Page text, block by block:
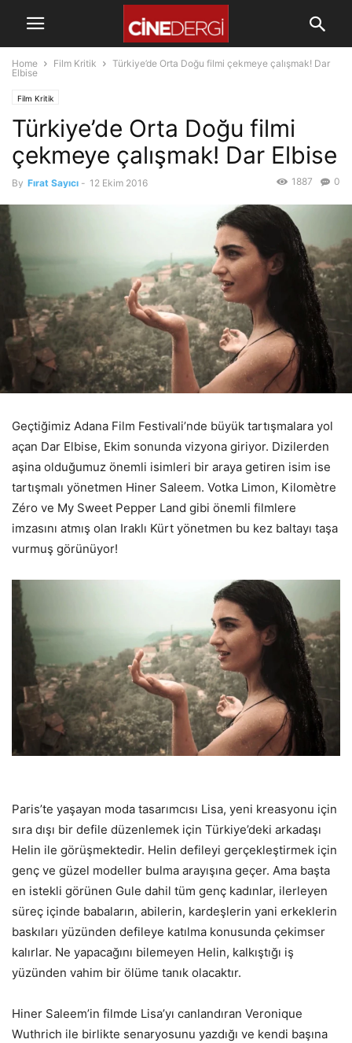
Home Film Kritik
Türkiye’de Orta Doğu filmi çekmeye çalışmak! Dar
Elbise
Film Kritik
Türkiye’de Orta Doğu filmi
çekmeye çalışmak! Dar Elbise
By Fırat Sayıcı - 12 Ekim 2016 0
1887
Geçtiğimiz Adana Film Festivali’nde büyük tartışmalara yol
açan Dar Elbise, Ekim sonunda vizyona giriyor. Dizilerden
aşina olduğumuz önemli isimleri bir araya getiren isim ise
tartışmalı yönetmen Hiner Saleem. Votka Limon, Kilomètre
Zéro ve My Sweet Pepper Land gibi önemli filmlere
imzasını atmış olan Iraklı Kürt yönetmen bu kez baltayı taşa
vurmuş görünüyor!
Paris’te yaşayan moda tasarımcısı Lisa, yeni kreasyonu için
sıra dışı bir defile düzenlemek için Türkiye’deki arkadaşı
Helin ile görüşmektedir. Helin defileyi gerçekleştirmek için
genç ve güzel modeller bulma arayışına geçer. Ama başta
en istekli görünen Gule dahil tüm genç kadınlar, ilerleyen
süreç içinde babaların, abilerin, kardeşlerin yani erkeklerin
baskıları yüzünden defileye katılma konusunda çekimser
kalırlar. Ne yapacağını bilemeyen Helin, kalkıştığı iş
yüzünden vahim bir ölüme tanık olacaktır.
Hiner Saleem’in filmde Lisa’yı canlandıran Veronique
Wuthrich ile birlikte senaryosunu yazdığı ve kendi başına